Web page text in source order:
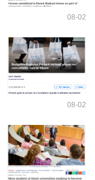
08-02
08-02